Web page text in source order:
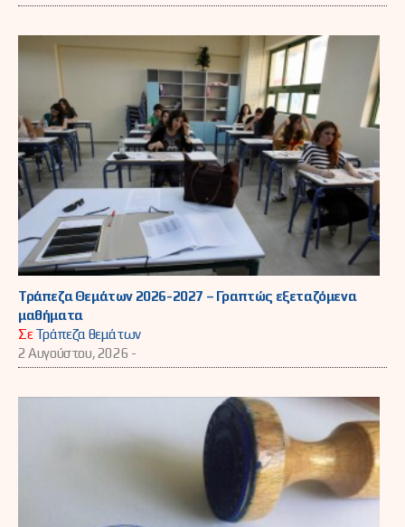
Τράπεζα Θεμάτων 2026-2027 – Γραπτώς εξεταζόμενα
μαθήματα
ΣεΤράπεζα θεμάτων
2 Αυγούστου, 2026 -